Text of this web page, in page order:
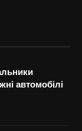
автомобілі